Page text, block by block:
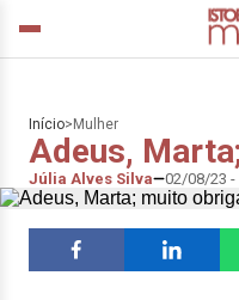
Início> Mulher
Adeus,
Júlia Alves Silva 02/08/23 -